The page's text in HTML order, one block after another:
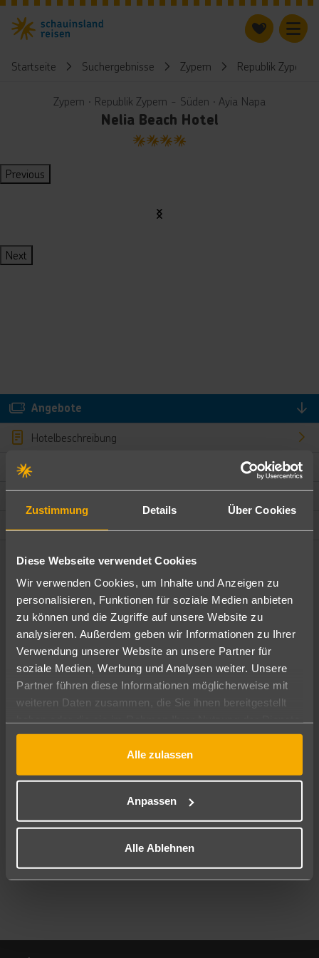
Zustimmung Details Über Cookies
Diese Webseite verwendet Cookies
Wir verwenden Cookies, um Inhalte und Anzeigen zu
personalisieren, Funktionen für soziale Medien anbieten
zu können und die Zugriffe auf unsere Website zu
analysieren. Außerdem geben wir Informationen zu Ihrer
Verwendung unserer Website an unsere Partner für
soziale Medien, Werbung und Analysen weiter. Unsere
Partner führen diese Informationen möglicherweise mit
weiteren Daten zusammen, die Sie ihnen bereitgestellt
gesammelt haben.
Alle zulassen
Anpassen
Alle Ablehnen
Startseite Suchergebnisse Zypern Republik Zypern
Zypern ∙ Republik Zypern - Süden ∙ Ayia Napa
Nelia Beach Hotel
4
Previous
Next
Angebote
Hotelbeschreibung
Bewertungen
Ändere die Kriterien nach deinen Wünschen
Pauschal Nur Hotel
Abflughafen
Alle Abflughäfen
11.08.26–09.08.27 7-21 Nächte
Mehr Filter anzeigen